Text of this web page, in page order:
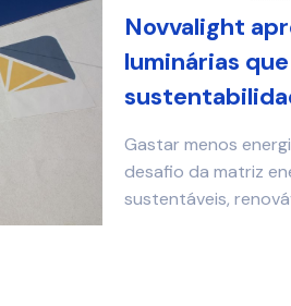
Novvalight
luminárias
Gastar menos
desafio da matriz
sustentáveis,